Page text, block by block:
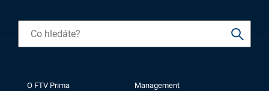
O FTV Prima
Management